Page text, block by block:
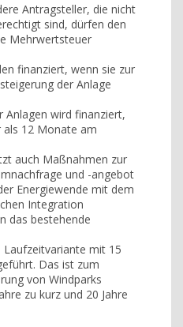
Antragsteller, die nicht
sind, dürfen den
Mehrwertsteuer
finanziert, wenn sie zur
der Anlage
Anlagen wird finanziert,
als 12 Monate am
auch Maßnahmen zur
und -angebot
Energiewende mit dem
Integration
das bestehende
Laufzeitvariante mit 15
Das ist zum
von Windparks
zu kurz und 20 Jahre